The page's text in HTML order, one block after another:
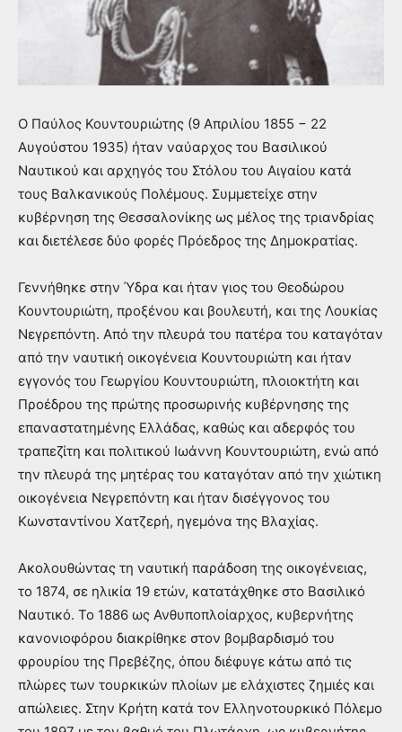
Ο Παύλος Κουντουριώτης (9 Απριλίου 1855 − 22
Αυγούστου 1935) ήταν ναύαρχος του Βασιλικού
Ναυτικού και αρχηγός του Στόλου του Αιγαίου κατά
τους Βαλκανικούς Πολέμους. Συμμετείχε στην
κυβέρνηση της Θεσσαλονίκης ως μέλος της τριανδρίας
και διετέλεσε δύο φορές Πρόεδρος της Δημοκρατίας.
Γεννήθηκε στην Ύδρα και ήταν γιος του Θεοδώρου
Κουντουριώτη, προξένου και βουλευτή, και της Λουκίας
Νεγρεπόντη. Από την πλευρά του πατέρα του καταγόταν
από την ναυτική οικογένεια Κουντουριώτη και ήταν
εγγονός του Γεωργίου Κουντουριώτη, πλοιοκτήτη και
Προέδρου της πρώτης προσωρινής κυβέρνησης της
επαναστατημένης Ελλάδας, καθώς και αδερφός του
τραπεζίτη και πολιτικού Ιωάννη Κουντουριώτη, ενώ από
την πλευρά της μητέρας του καταγόταν από την χιώτικη
οικογένεια Νεγρεπόντη και ήταν δισέγγονος του
Κωνσταντίνου Χατζερή, ηγεμόνα της Βλαχίας.
Ακολουθώντας τη ναυτική παράδοση της οικογένειας,
το 1874, σε ηλικία 19 ετών, κατατάχθηκε στο Βασιλικό
Ναυτικό. Το 1886 ως Ανθυποπλοίαρχος, κυβερνήτης
κανονιοφόρου διακρίθηκε στον βομβαρδισμό του
φρουρίου της Πρεβέζης, όπου διέφυγε κάτω από τις
πλώρες των τουρκικών πλοίων με ελάχιστες ζημιές και
απώλειες. Στην Κρήτη κατά τον Ελληνοτουρκικό Πόλεμο